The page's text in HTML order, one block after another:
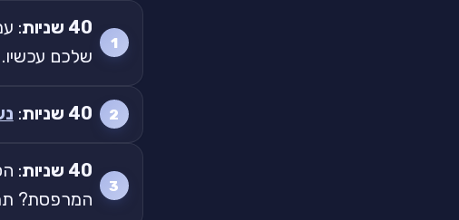
40 שניות
:
שלכם עכשיו.
40 שניות :
40 שניות
:
המרפסת?